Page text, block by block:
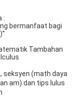
:
bermanfaat bagi
Tambahan
seksyen (math daya
am) dan tips lulus